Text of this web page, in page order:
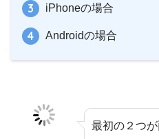
iPhoneの場合
Androidの場合
最初の２つ